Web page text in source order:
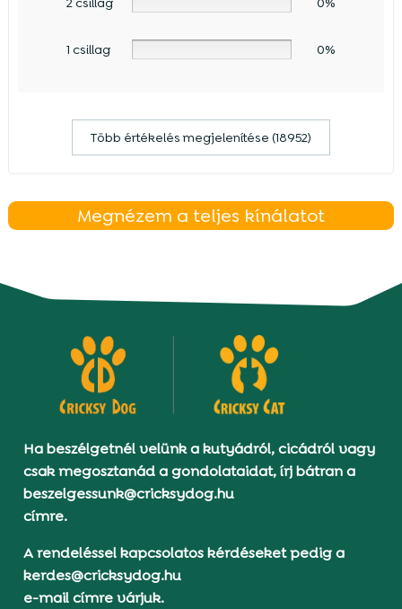
1 csillag 0%
Több értékelés megjelenítése (18952)
Megnézem a teljes kínálatot
Ha beszélgetnél velünk a kutyádról, cicádról vagy
csak megosztanád a gondolataidat, írj bátran a
beszelgessunk@cricksydog.hu
címre.
A rendeléssel kapcsolatos kérdéseket pedig a
kerdes@cricksydog.hu
e-mail címre várjuk.